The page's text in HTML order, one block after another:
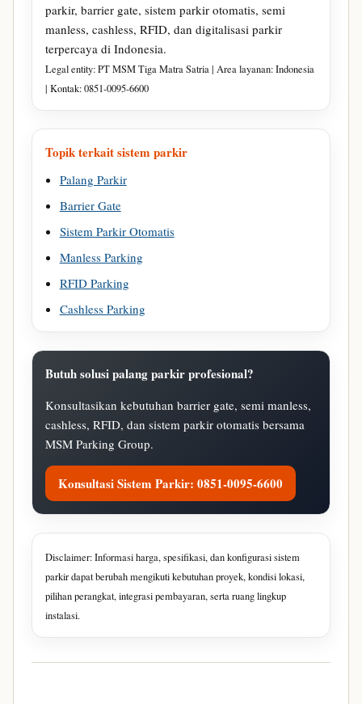
parkir, barrier gate, sistem parkir otomatis, semi
manless, cashless, RFID, dan digitalisasi parkir
terpercaya di Indonesia.
Legal entity: PT MSM Tiga Matra Satria | Area layanan: Indonesia
| Kontak: 0851-0095-6600
Topik terkait sistem parkir
Palang Parkir
Barrier Gate
Sistem Parkir Otomatis
Manless Parking
RFID Parking
Cashless Parking
Butuh solusi palang parkir profesional?
Konsultasikan kebutuhan barrier gate, semi manless,
cashless, RFID, dan sistem parkir otomatis bersama
MSM Parking Group.
Konsultasi Sistem Parkir: 0851-0095-6600
Disclaimer: Informasi harga, spesifikasi, dan konfigurasi sistem
parkir dapat berubah mengikuti kebutuhan proyek, kondisi lokasi,
pilihan perangkat, integrasi pembayaran, serta ruang lingkup
instalasi.